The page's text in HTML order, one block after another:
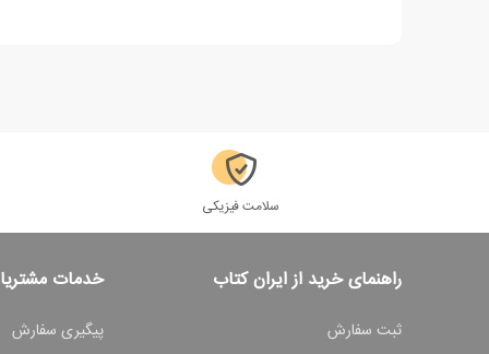
سلامت فیزیکی
راهنمای خرید از ایران کتاب
ثبت سفارش
خدمات
پیگیری سفارش